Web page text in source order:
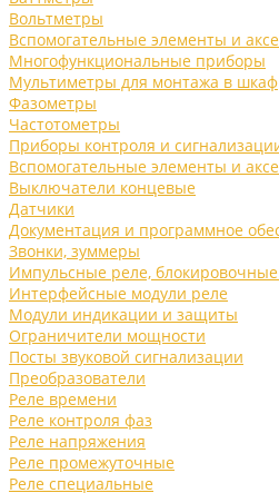
Вольтметры
Вспомогательные элементы и
Многофункциональные приборы
Мультиметры для монтажа в шкаф
Фазометры
Частотометры
Приборы контроля и
Вспомогательные элементы и
Выключатели концевые
Датчики
Документация и программное
Звонки, зуммеры
Импульсные реле,
Интерфейсные модули реле
Модули индикации и защиты
Ограничители мощности
Посты звуковой сигнализации
Преобразователи
Реле времени
Реле контроля фаз
Реле напряжения
Реле промежуточные
Реле специальные